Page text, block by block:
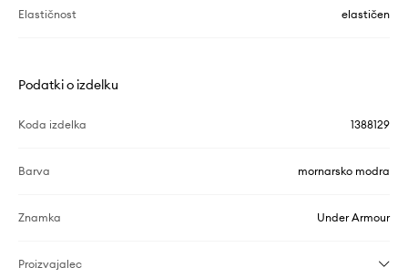
Elastičnost elastičen
Podatki o izdelku
Koda izdelka 1388129
Barva mornarsko modra
Znamka Under Armour
Proizvajalec